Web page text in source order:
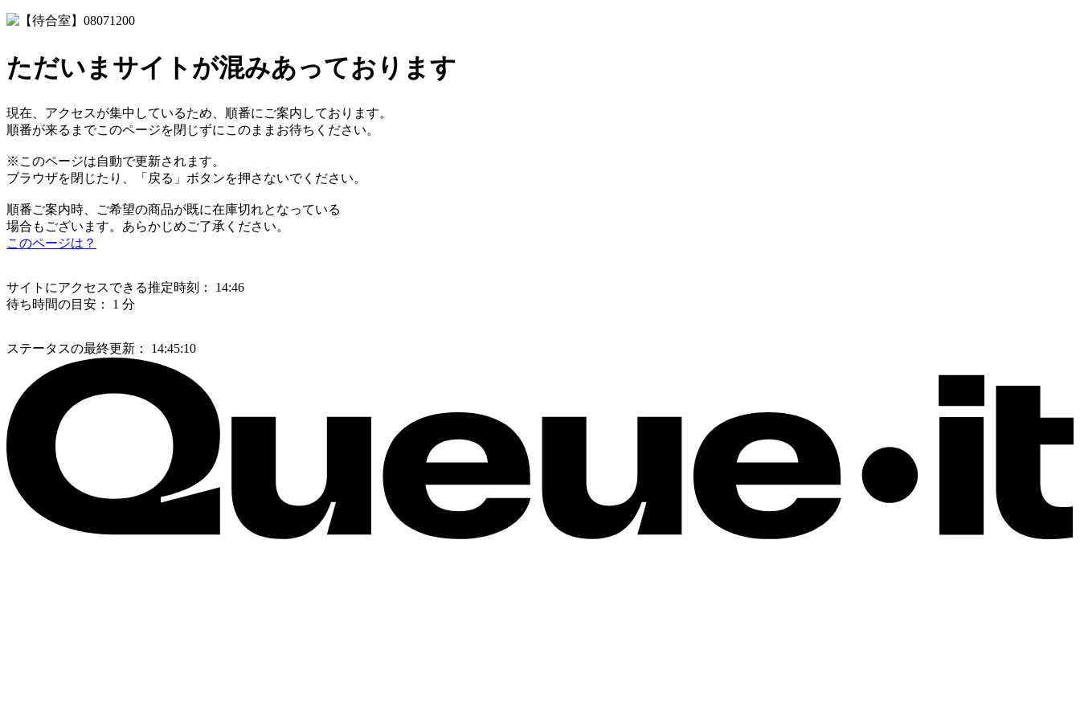
ただいまサイトが混みあっております
現在、アクセスが集中しているため、順番にご案内しております。
順番が来るまでこのページを閉じずにこのままお待ちください。
※このページは自動で更新されます。
ブラウザを閉じたり、「戻る」ボタンを押さないでください。
順番ご案内時、ご希望の商品が既に在庫切れとなっている
場合もございます。あらかじめご了承ください。
このページは？
サイトにアクセスできる推定時刻：
14:46
待ち時間の目安：
1 分
ステータスの最終更新： 14:45:10